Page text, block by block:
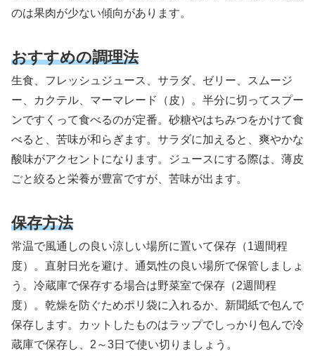
のは果肉が少ない傾向があります。
おすすめの調理法
生食、フレッシュジュース、サラダ、ゼリー、スムージ
ー、カクテル、マーマレード（皮）。半分に切ってスプー
ンですくって食べるのが定番。砂糖やはちみつをかけて食
べると、苦味が和らぎます。サラダに加えると、爽やかな
酸味がアクセントになります。ジュースにする際は、薄皮
ごと絞ると栄養が豊富ですが、苦味が出ます。
保存方法
常温で風通しの良い涼しい場所に置いて保存（1週間程
度）。直射日光を避け、通気性の良い場所で保管しましょ
う。冷蔵庫で保存する場合は野菜室で保存（2週間程
度）。乾燥を防ぐためポリ袋に入れるか、新聞紙で包んで
保存します。カットしたものはラップでしっかり包んで冷
蔵庫で保存し、2～3日で使い切りましょう。